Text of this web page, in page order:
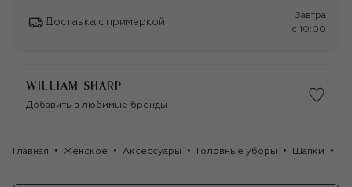
Доставка с примеркой
Завтра
c 10:00
WILLIAM SHARP
Добавить в любимые бренды
Главная Женское Аксессуары Головные уборы Шапки